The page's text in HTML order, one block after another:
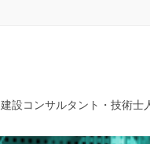
建設コンサルタント・技術士